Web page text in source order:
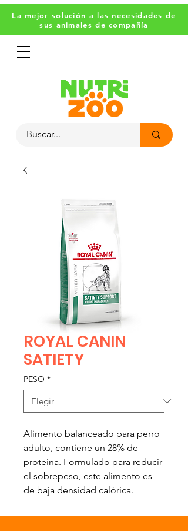
La mejor solución a las necesidades de
sus animales de compañía
ROYAL CANIN
SATIETY
PESO *
Alimento balanceado para perro
adulto, contiene un 28% de
proteína. Formulado para reducir
el sobrepeso, este alimento es
de baja densidad calórica.